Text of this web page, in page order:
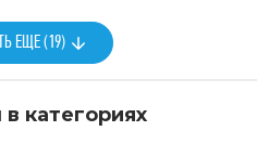
ЕЩЕ (19)
категориях